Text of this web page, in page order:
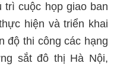
trì cuộc họp giao ban
hiện và triển khai
độ thi công các hạng
sắt đô thị Hà Nội,